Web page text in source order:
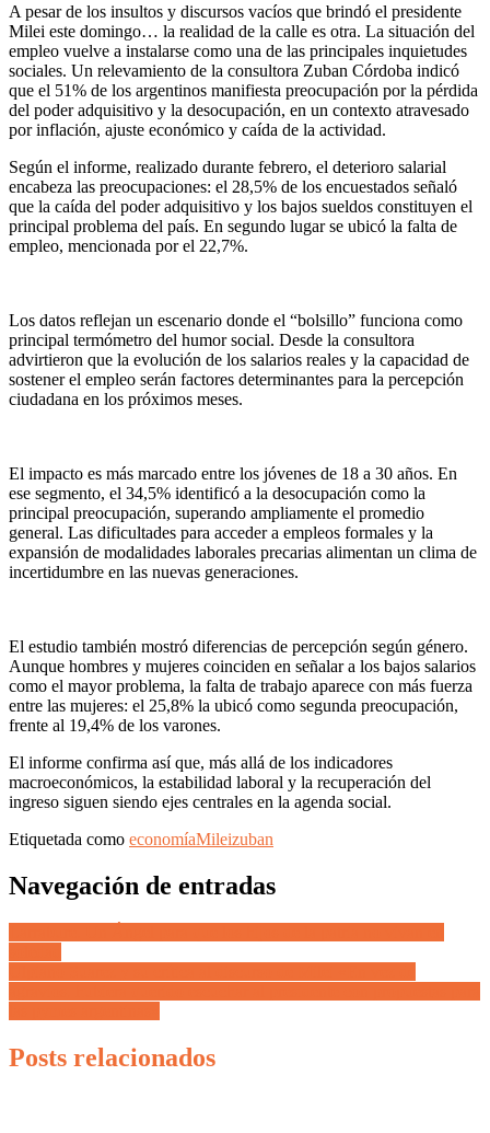
A pesar de los insultos y discursos vacíos que brindó el presidente
Milei este domingo… la realidad de la calle es otra. La situación del
empleo vuelve a instalarse como una de las principales inquietudes
sociales. Un relevamiento de la consultora Zuban Córdoba indicó
que el 51% de los argentinos manifiesta preocupación por la pérdida
del poder adquisitivo y la desocupación, en un contexto atravesado
por inflación, ajuste económico y caída de la actividad.
Según el informe, realizado durante febrero, el deterioro salarial
encabeza las preocupaciones: el 28,5% de los encuestados señaló
que la caída del poder adquisitivo y los bajos sueldos constituyen el
principal problema del país. En segundo lugar se ubicó la falta de
empleo, mencionada por el 22,7%.
Los datos reflejan un escenario donde el “bolsillo” funciona como
principal termómetro del humor social. Desde la consultora
advirtieron que la evolución de los salarios reales y la capacidad de
sostener el empleo serán factores determinantes para la percepción
ciudadana en los próximos meses.
El impacto es más marcado entre los jóvenes de 18 a 30 años. En
ese segmento, el 34,5% identificó a la desocupación como la
principal preocupación, superando ampliamente el promedio
general. Las dificultades para acceder a empleos formales y la
expansión de modalidades laborales precarias alimentan un clima de
incertidumbre en las nuevas generaciones.
El estudio también mostró diferencias de percepción según género.
Aunque hombres y mujeres coinciden en señalar a los bajos salarios
como el mayor problema, la falta de trabajo aparece con más fuerza
entre las mujeres: el 25,8% la ubicó como segunda preocupación,
frente al 19,4% de los varones.
El informe confirma así que, más allá de los indicadores
macroeconómicos, la estabilidad laboral y la recuperación del
ingreso siguen siendo ejes centrales en la agenda social.
Etiquetada como economíaMileizuban
Navegación de entradas
Posts relacionados